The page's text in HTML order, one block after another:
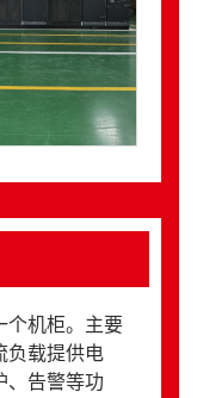
个机柜。主要
负载提供电
、告警等功